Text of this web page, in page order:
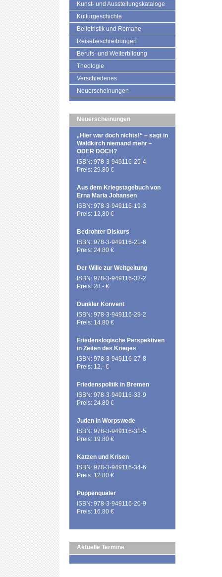
Kunst- und Ausstellungskataloge
Kulturgeschichte
Belletristik und Romane
Reisebeschreibungen
Berufs- und Weiterbildung
Theologie
Verschiedenes
Neuerscheinungen
Neuerscheinungen
„Hier war doch nichts!“ – sagt in
Waldkirch niemand mehr –
ODER DOCH?
ISBN: 978-3-949116-25-4
Preis: 29.80 €
Aus dem Kriegstagebuch von
Erna Maria Johansen
ISBN: 978-3-949116-19-3
Preis: 12,80 €
Bedrohter Diskurs
ISBN: 978-3-949116-21-6
Preis: 24.80 €
Der Wille zur Weltgeltung
ISBN: 978-3-949116-32-2
Preis: 28.- €
Dunkler Konvent
ISBN: 978-3-949116-29-2
Preis: 14.80 €
Friedenslogische Perspektiven
in Zeiten des Krieges
ISBN: 978-3-949116-27-8
Preis: 12,- €
Friedenspolitik in Bremen
ISBN: 978-3-949116-33-9
Preis: 24.80 €
Juden in Worpswede
ISBN: 978-3-949116-31-5
Preis: 19.80 €
Katzen und Krisen
ISBN: 978-3-949116-34-6
Preis: 12.80 €
Puppenquäler
ISBN: 978-3-949116-20-9
Preis: 16.80 €
Aktuelle Termine